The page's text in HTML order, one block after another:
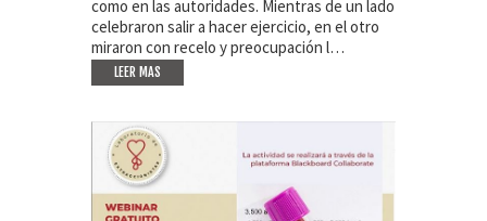
como en las autoridades. Mientras de un lado
celebraron salir a hacer ejercicio, en el otro
miraron con recelo y preocupación l…
LEER MAS